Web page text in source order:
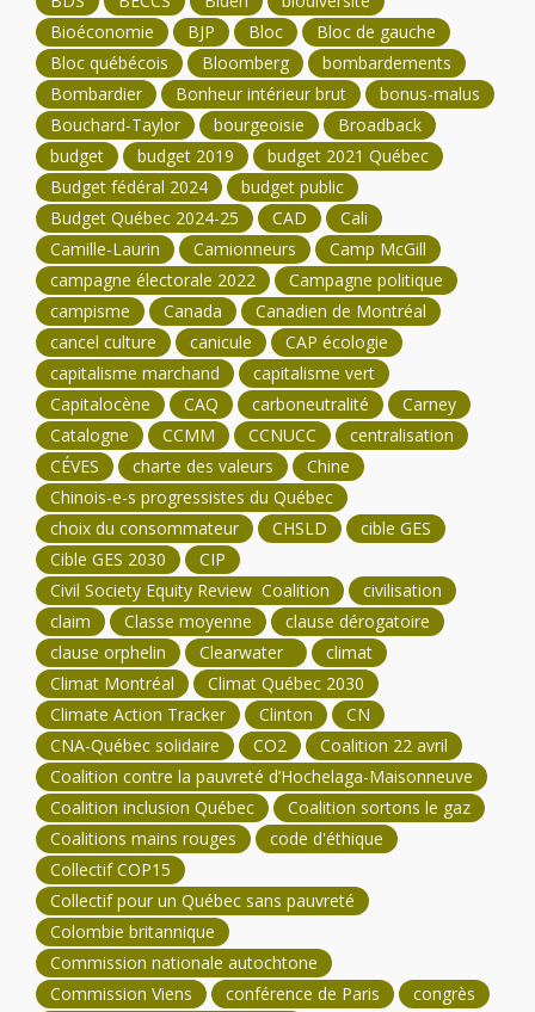
Bioéconomie
BJP Bloc
Bloc de gauche
Bloc québécois
Bloomberg
bombardements
Bombardier
Bonheur intérieur brut
bonus-malus
Bouchard-Taylor
bourgeoisie
Broadback
budget
budget 2019
budget 2021 Québec
Budget fédéral 2024
budget public
Budget Québec 2024-25
CAD
Cali
Camille-Laurin
Camionneurs
Camp McGill
campagne électorale 2022
Campagne politique
campisme
Canada
Canadien de Montréal
cancel culture
canicule
CAP écologie
capitalisme marchand
capitalisme vert
Capitalocène
CAQ carboneutralité
Carney
Catalogne
CCMM CCNUCC
centralisation
CÉVES
charte des valeurs
Chine
Chinois-e-s progressistes du Québec
choix du consommateur
CHSLD
cible GES
Cible GES 2030
CIP
Civil Society Equity Review Coalition
civilisation
claim
Classe moyenne
clause dérogatoire
clause orphelin
Clearwater
climat
Climat Montréal
Climat Québec 2030
Climate Action Tracker
Clinton
CN
CNA-Québec solidaire
CO2
Coalition 22 avril
Coalition contre la pauvreté d’Hochelaga-Maisonneuve
Coalition inclusion Québec
Coalition sortons le gaz
Coalitions mains rouges
code d'éthique
Collectif COP15
Collectif pour un Québec sans pauvreté
Colombie britannique
Commission nationale autochtone
Commission Viens
conférence de Paris
congrès